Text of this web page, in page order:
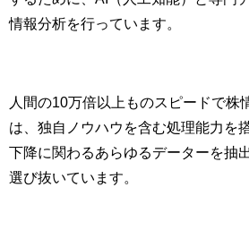
情報分析を行っています。
人間の10万倍以上ものスピードで株
は、独自ノウハウを含む処理能力を
下降に関わるあらゆるデーターを抽
選び抜いています。